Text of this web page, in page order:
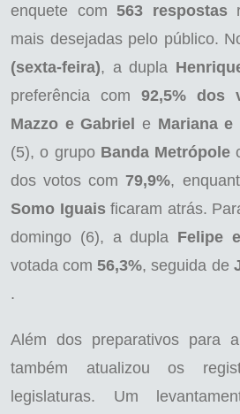
enquete com 563 respostas
mais desejadas pelo público.
(sexta-feira), a dupla
preferência com 92,5% dos
Mazzo e Gabriel e Mariana e
(5), o grupo Banda Metrópole
dos votos com79,9%,
Somo Iguaisficaram atrás.
domingo (6), a dupla Felipe
votada com56,3%, seguida de
.
Além dos preparativos para
também atualizou os
legislaturas. Um